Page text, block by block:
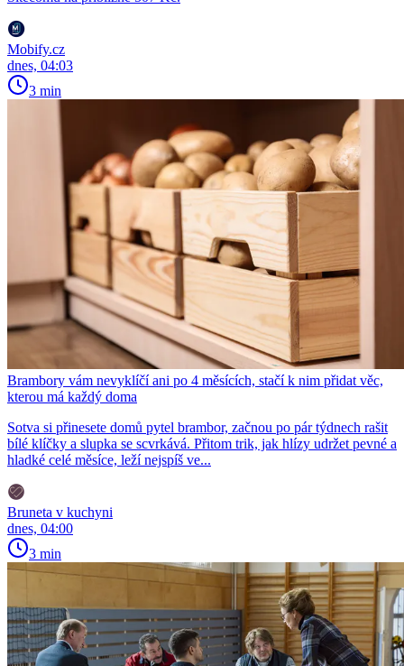
Mobify.cz
dnes, 04:03
3 min
Brambory vám nevyklíčí ani po 4 měsících, stačí k nim přidat věc,
kterou má každý doma
Sotva si přinesete domů pytel brambor, začnou po pár týdnech rašit
bílé klíčky a slupka se scvrkává. Přitom trik, jak hlízy udržet pevné a
hladké celé měsíce, leží nejspíš ve...
Bruneta v kuchyni
dnes, 04:00
3 min